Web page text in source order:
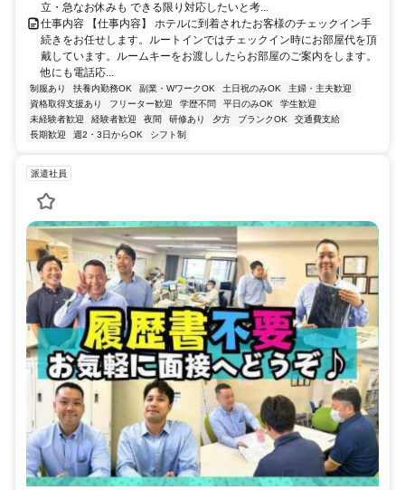
立・急なお休みも できる限り対応したいと考...
仕事内容 【仕事内容】 ホテルに到着されたお客様のチェックイン手
続きをお任せします。ルートインではチェックイン時にお部屋代を頂
戴しています。ルームキーをお渡ししたらお部屋のご案内をします。
他にも電話応...
制服あり 扶養内勤務OK 副業・WワークOK 土日祝のみOK
主婦・主夫歓迎
資格取得支援あり
フリーター歓迎 学歴不問 平日のみOK
学生歓迎
未経験者歓迎
経験者歓迎 夜間 研修あり 夕方 ブランクOK
交通費支給
長期歓迎
週2・3日からOK シフト制
派遣社員